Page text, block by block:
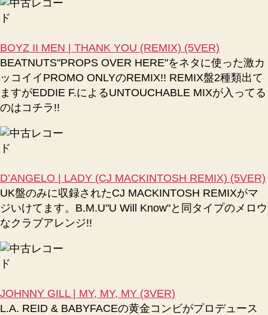
BOYZ II MEN | THANK YOU (REMIX) (5VER)
BEATNUTS"PROPS OVER HERE"をネタに使った激カ
ッコイイPROMO ONLYのREMIX!! REMIX盤2種類出て
ますがEDDIE F.によるUNTOUCHABLE MIXが入ってる
のはコチラ!!
D’ANGELO | LADY (CJ MACKINTOSH REMIX) (5VER)
UK盤のみに収録されたCJ MACKINTOSH REMIXがマ
ジいけてます。B.M.U"U Will Know"と同タイプのメロウ
なクラブアレンジ!!
JOHNNY GILL | MY, MY, MY (3VER)
L.A. REID & BABYFACEの黄金コンビがプロデュース